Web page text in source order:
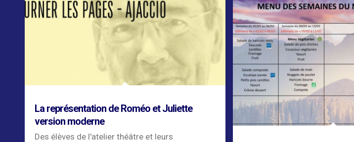
La représentation de Roméo et Juliette
version moderne
Des élèves de l'atelier théâtre et leurs